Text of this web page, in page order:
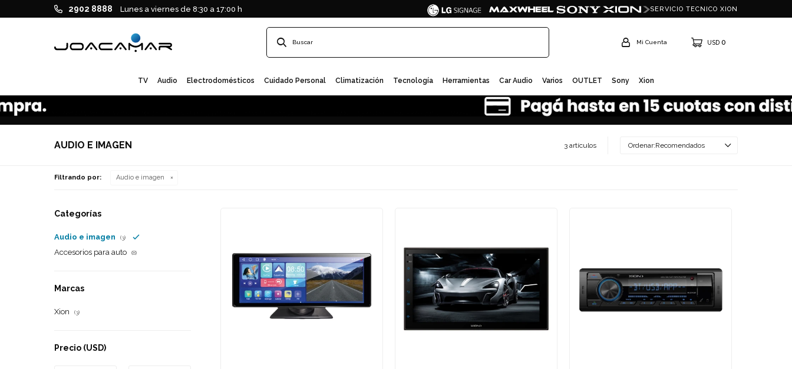
TV Audio Electrodomésticos Cuidado Personal Climatización Tecnología Herramientas Car Audio Varios OUTLET Sony Xion
USD 0
2902 8888 Lunes a viernes de 8:30 a 17:00 h SERVICIO TECNICO XION
AUDIO E IMAGEN 3 artículos Recomendados
Filtrando por: Audio e imagen
Categorías
Audio e imagen (3)
Accesorios para auto (8)
Marcas
Xion (3)
Precio (USD)